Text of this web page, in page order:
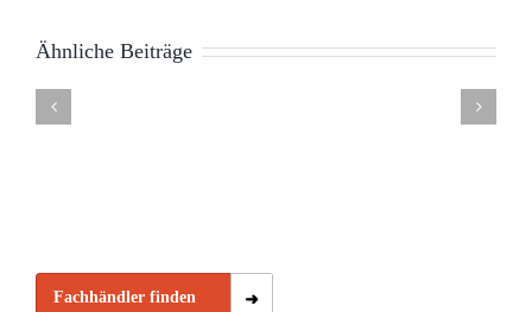
Ähnliche Beiträge
Auswirkungen
von
Bettpartnern
Fehmarn
Fachhändler finden